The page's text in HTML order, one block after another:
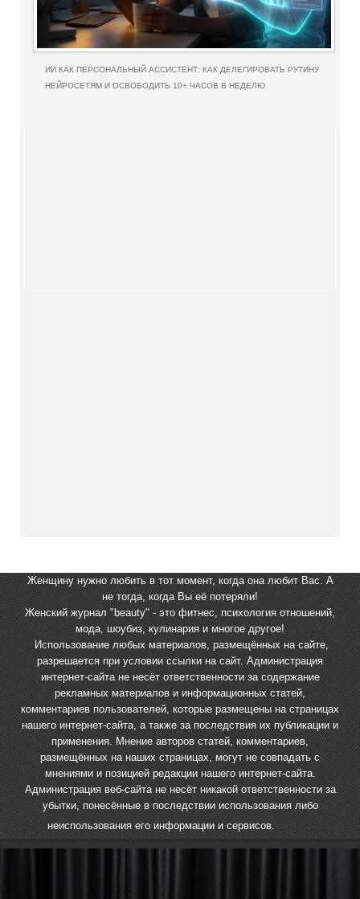
ИИ КАК ПЕРСОНАЛЬНЫЙ АССИСТЕНТ: КАК ДЕЛЕГИРОВАТЬ РУТИНУ
НЕЙРОСЕТЯМ И ОСВОБОДИТЬ 10+ ЧАСОВ В НЕДЕЛЮ
Женщину нужно любить в тот момент, когда она любит Вас. А
не тогда, когда Вы её потеряли!
Женский журнал "beauty" - это фитнес, психология отношений,
мода, шоубиз, кулинария и многое другое!
Использование любых материалов, размещённых на сайте,
разрешается при условии ссылки на сайт. Администрация
интернет-сайта не несёт ответственности за содержание
рекламных материалов и информационных статей,
комментариев пользователей, которые размещены на страницах
нашего интернет-сайта, а также за последствия их публикации и
применения. Мнение авторов статей, комментариев,
размещённых на наших страницах, могут не совпадать с
мнениями и позицией редакции нашего интернет-сайта.
Администрация веб-сайта не несёт никакой ответственности за
убытки, понесённые в последствии использования либо
неиспользования его информации и сервисов.